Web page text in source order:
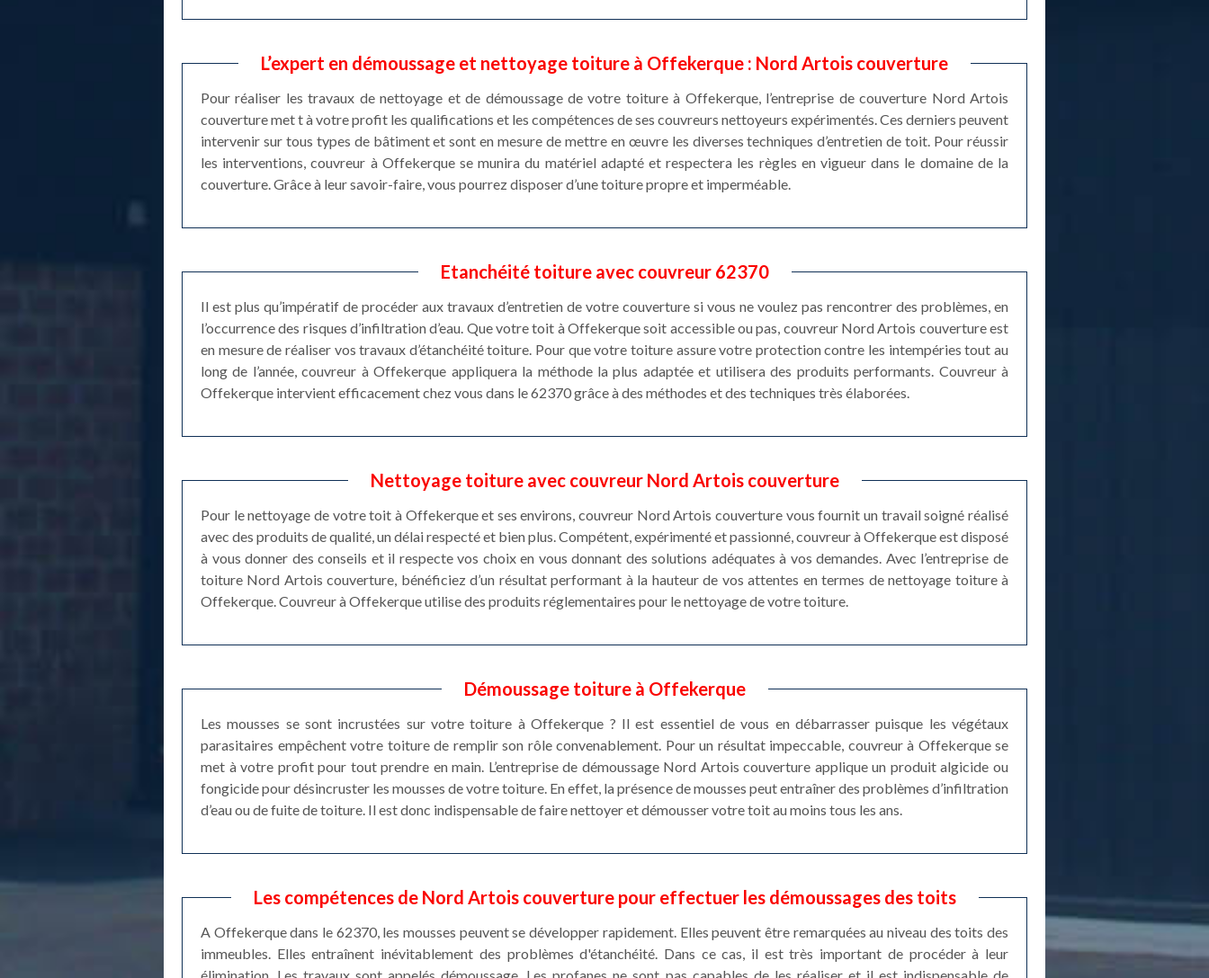
L’expert en démoussage et nettoyage toiture à Offekerque : Nord Artois couverture
Pour réaliser les travaux de nettoyage et de démoussage de votre toiture à Offekerque, l’entreprise de couverture Nord Artois
couverture met t à votre profit les qualifications et les compétences de ses couvreurs nettoyeurs expérimentés. Ces derniers peuvent
intervenir sur tous types de bâtiment et sont en mesure de mettre en œuvre les diverses techniques d’entretien de toit. Pour réussir
les interventions, couvreur à Offekerque se munira du matériel adapté et respectera les règles en vigueur dans le domaine de la
couverture. Grâce à leur savoir-faire, vous pourrez disposer d’une toiture propre et imperméable.
Etanchéité toiture avec couvreur 62370
Il est plus qu’impératif de procéder aux travaux d’entretien de votre couverture si vous ne voulez pas rencontrer des problèmes, en
l’occurrence des risques d’infiltration d’eau. Que votre toit à Offekerque soit accessible ou pas, couvreur Nord Artois couverture est
en mesure de réaliser vos travaux d’étanchéité toiture. Pour que votre toiture assure votre protection contre les intempéries tout au
long de l’année, couvreur à Offekerque appliquera la méthode la plus adaptée et utilisera des produits performants. Couvreur à
Offekerque intervient efficacement chez vous dans le 62370 grâce à des méthodes et des techniques très élaborées.
Nettoyage toiture avec couvreur Nord Artois couverture
Pour le nettoyage de votre toit à Offekerque et ses environs, couvreur Nord Artois couverture vous fournit un travail soigné réalisé
avec des produits de qualité, un délai respecté et bien plus. Compétent, expérimenté et passionné, couvreur à Offekerque est disposé
à vous donner des conseils et il respecte vos choix en vous donnant des solutions adéquates à vos demandes. Avec l’entreprise de
toiture Nord Artois couverture, bénéficiez d’un résultat performant à la hauteur de vos attentes en termes de nettoyage toiture à
Offekerque. Couvreur à Offekerque utilise des produits réglementaires pour le nettoyage de votre toiture.
Démoussage toiture à Offekerque
Les mousses se sont incrustées sur votre toiture à Offekerque ? Il est essentiel de vous en débarrasser puisque les végétaux
parasitaires empêchent votre toiture de remplir son rôle convenablement. Pour un résultat impeccable, couvreur à Offekerque se
met à votre profit pour tout prendre en main. L’entreprise de démoussage Nord Artois couverture applique un produit algicide ou
fongicide pour désincruster les mousses de votre toiture. En effet, la présence de mousses peut entraîner des problèmes d’infiltration
d’eau ou de fuite de toiture. Il est donc indispensable de faire nettoyer et démousser votre toit au moins tous les ans.
Les compétences de Nord Artois couverture pour effectuer les démoussages des toits
A Offekerque dans le 62370, les mousses peuvent se développer rapidement. Elles peuvent être remarquées au niveau des toits des
immeubles. Elles entraînent inévitablement des problèmes d'étanchéité. Dans ce cas, il est très important de procéder à leur